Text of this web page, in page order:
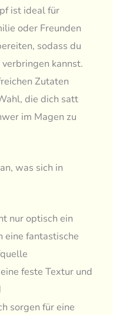
ist ideal für
oder Freunden
sodass du
kannst.
Zutaten
die dich satt
im Magen zu
was sich in
nur optisch ein
eine fantastische
feste Textur und
sorgen für eine